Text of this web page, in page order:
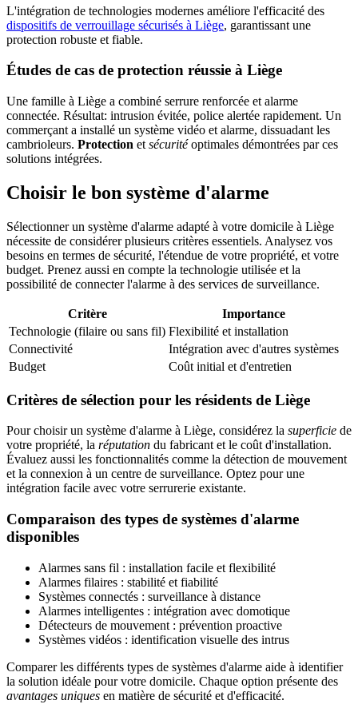
L'intégration de technologies modernes améliore l'efficacité des
dispositifs de verrouillage sécurisés à Liège, garantissant une
protection robuste et fiable.
Études de cas de protection réussie à Liège
Une famille à Liège a combiné serrure renforcée et alarme
connectée. Résultat: intrusion évitée, police alertée rapidement. Un
commerçant a installé un système vidéo et alarme, dissuadant les
cambrioleurs. Protection et sécuritéoptimales démontrées par ces
solutions intégrées.
Choisir le bon système d'alarme
Sélectionner un système d'alarme adapté à votre domicile à Liège
nécessite de considérer plusieurs critères essentiels. Analysez vos
besoins en termes de sécurité, l'étendue de votre propriété, et votre
budget. Prenez aussi en compte la technologie utilisée et la
possibilité de connecter l'alarme à des services de surveillance.
Critère
Importance
Technologie (filaire ou sans fil) Flexibilité et installation
Connectivité
Intégration avec d'autres systèmes
Budget
Coût initial et d'entretien
Critères de sélection pour les résidents de Liège
Pour choisir un système d'alarme à Liège, considérez la superficie de
votre propriété, la réputation du fabricant et le coût d'installation.
Évaluez aussi les fonctionnalités comme la détection de mouvement
et la connexion à un centre de surveillance. Optez pour une
intégration facile avec votre serrurerie existante.
Comparaison des types de systèmes d'alarme
disponibles
Alarmes sans fil : installation facile et flexibilité
Alarmes filaires : stabilité et fiabilité
Systèmes connectés : surveillance à distance
Alarmes intelligentes : intégration avec domotique
Détecteurs de mouvement : prévention proactive
Systèmes vidéos : identification visuelle des intrus
Comparer les différents types de systèmes d'alarme aide à identifier
la solution idéale pour votre domicile. Chaque option présente des
avantages uniques en matière de sécurité et d'efficacité.